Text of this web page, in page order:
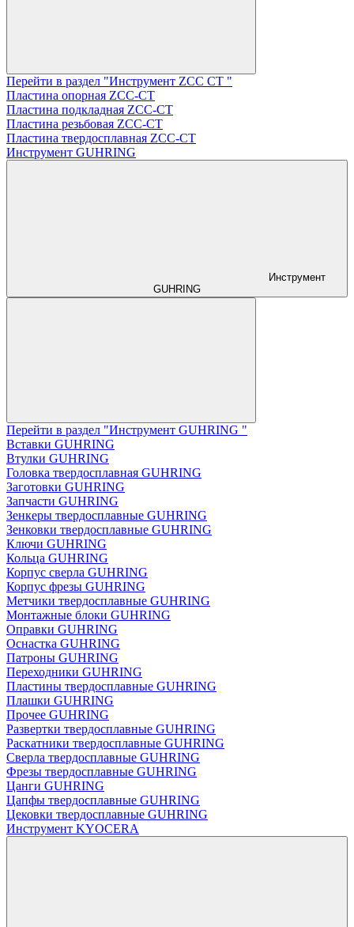
Перейти в раздел "Инструмент ZCС CT "
Пластина опорная ZCC-CT
Пластина подкладная ZCC-CT
Пластина резьбовая ZCC-CT
Пластина твердосплавная ZCC-CT
Инструмент GUHRING
Инструмент
GUHRING
Перейти в раздел "Инструмент GUHRING "
Вставки GUHRING
Втулки GUHRING
Головка твердосплавная GUHRING
Заготовки GUHRING
Запчасти GUHRING
Зенкеры твердосплавные GUHRING
Зенковки твердосплавные GUHRING
Ключи GUHRING
Кольца GUHRING
Корпус сверла GUHRING
Корпус фрезы GUHRING
Метчики твердосплавные GUHRING
Монтажные блоки GUHRING
Оправки GUHRING
Оснастка GUHRING
Патроны GUHRING
Переходники GUHRING
Пластины твердосплавные GUHRING
Плашки GUHRING
Прочее GUHRING
Развертки твердосплавные GUHRING
Раскатники твердосплавные GUHRING
Сверла твердосплавные GUHRING
Фрезы твердосплавные GUHRING
Цанги GUHRING
Цапфы твердосплавные GUHRING
Цековки твердосплавные GUHRING
Инструмент KYOCERA